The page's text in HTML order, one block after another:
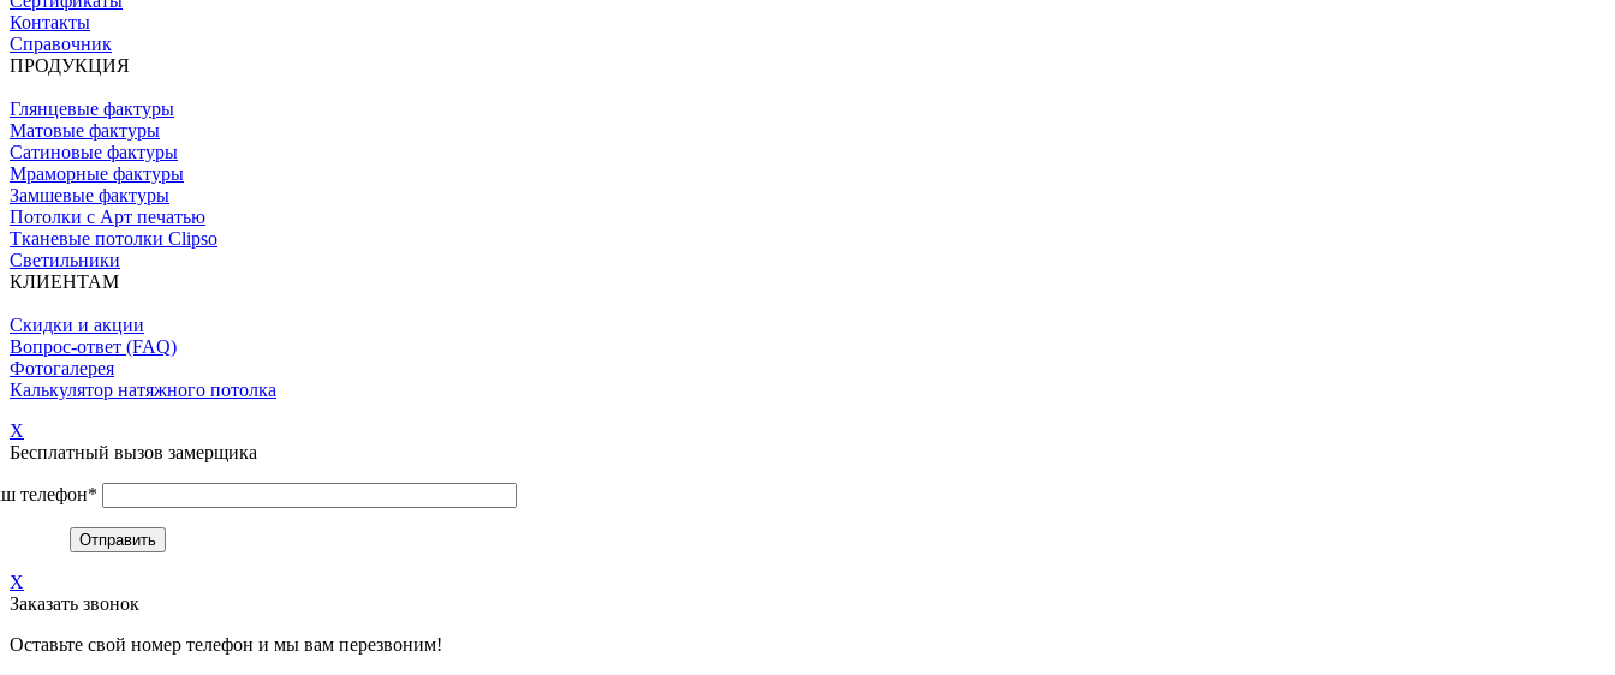
Контакты
Справочник
ПРОДУКЦИЯ
Глянцевые фактуры
Матовые фактуры
Сатиновые фактуры
Мраморные фактуры
Замшевые фактуры
Потолки с Арт печатью
Тканевые потолки Clipso
Светильники
КЛИЕНТАМ
Скидки и акции
Вопрос-ответ (FAQ)
Фотогалерея
Калькулятор натяжного потолка
X
Бесплатный вызов замерщика
телефон*
X
Заказать звонок
Оставьте свой номер телефон и мы вам перезвоним!